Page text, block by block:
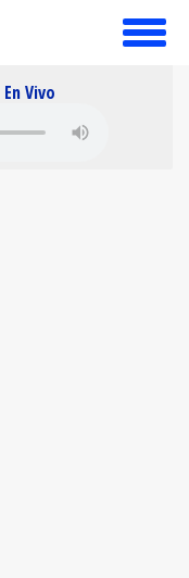
toggle
En Vivo